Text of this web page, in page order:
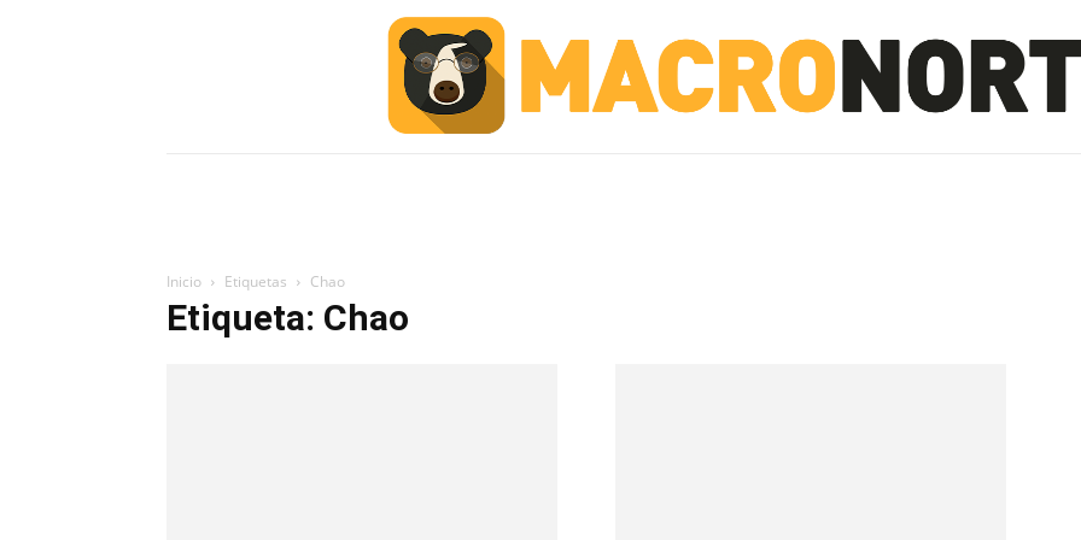
Inicio Etiquetas Chao
Etiqueta: Chao